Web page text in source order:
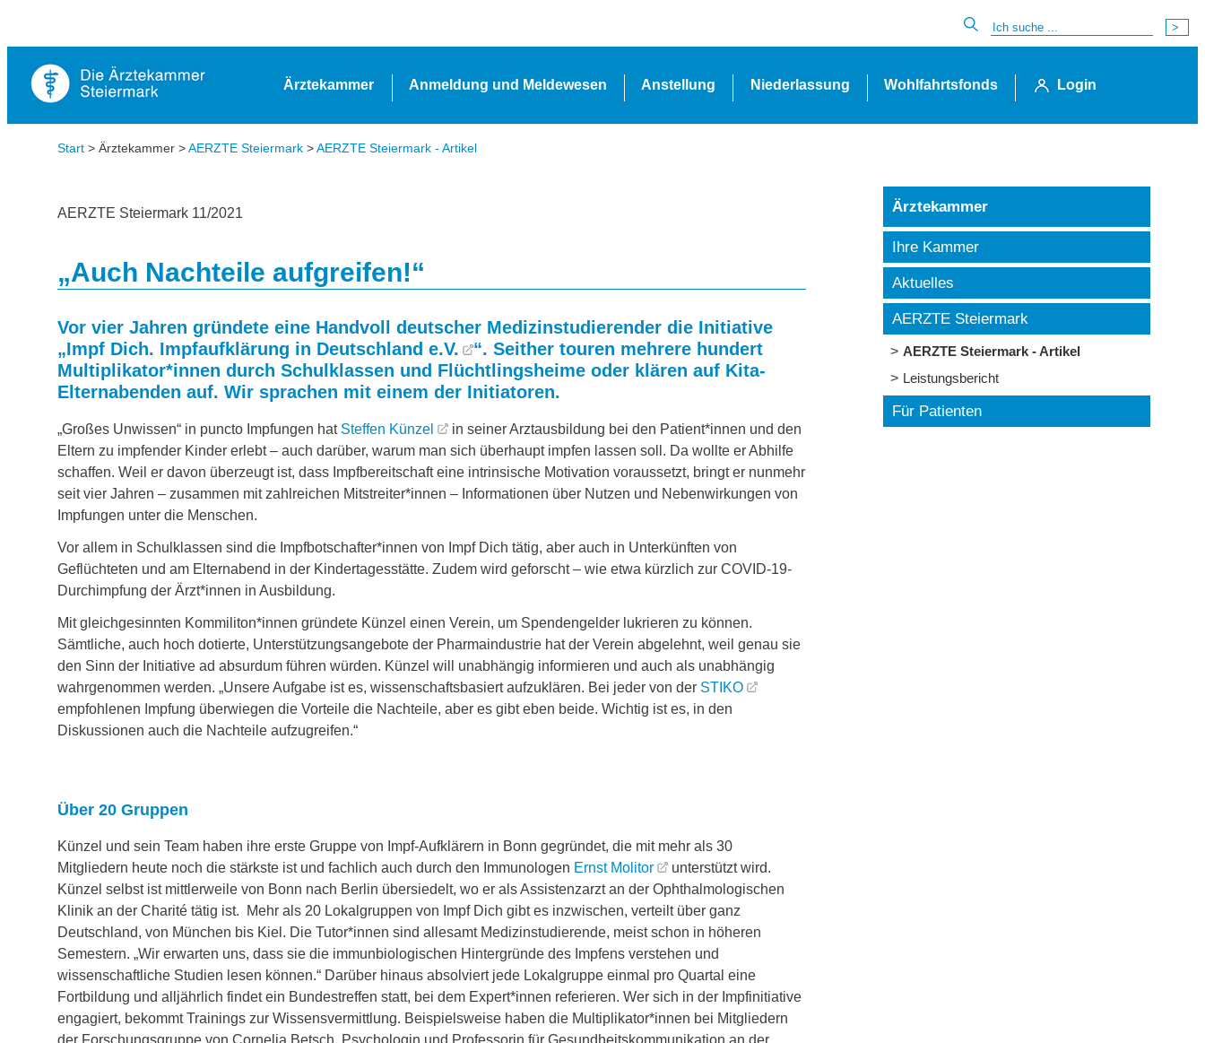
Ärztekammer Anmeldung und Meldewesen Anstellung Niederlassung Wohlfahrtsfonds Login
Start > Ärztekammer >AERZTE Steiermark >AERZTE Steiermark - Artikel
AERZTE Steiermark 11/2021
„Auch Nachteile aufgreifen!“
Vor vier Jahren gründete eine Handvoll deutscher Medizinstudierender die Initiative
„Impf Dich. Impfaufklärung in Deutschland e.V.
“. Seither touren mehrere hundert
Multiplikator*innen durch Schulklassen und Flüchtlingsheime oder klären auf Kita-
Elternabenden auf. Wir sprachen mit einem der Initiatoren.
„Großes Unwissen“ in puncto Impfungen hat Steffen Künzel
in seiner Arztausbildung bei den Patient*innen und den
Eltern zu impfender Kinder erlebt – auch darüber, warum man sich überhaupt impfen lassen soll. Da wollte er Abhilfe
schaffen. Weil er davon überzeugt ist, dass Impfbereitschaft eine intrinsische Motivation voraussetzt, bringt er nunmehr
seit vier Jahren – zusammen mit zahlreichen Mitstreiter*innen – Informationen über Nutzen und Nebenwirkungen von
Impfungen unter die Menschen.
Vor allem in Schulklassen sind die Impfbotschafter*innen von Impf Dich tätig, aber auch in Unterkünften von
Geflüchteten und am Elternabend in der Kindertagesstätte. Zudem wird geforscht – wie etwa kürzlich zur COVID-19-
Durchimpfung der Ärzt*innen in Ausbildung.
Mit gleichgesinnten Kommiliton*innen gründete Künzel einen Verein, um Spendengelder lukrieren zu können.
Sämtliche, auch hoch dotierte, Unterstützungsangebote der Pharmaindustrie hat der Verein abgelehnt, weil genau sie
den Sinn der Initiative ad absurdum führen würden. Künzel will unabhängig informieren und auch als unabhängig
wahrgenommen werden. „Unsere Aufgabe ist es, wissenschaftsbasiert aufzuklären. Bei jeder von der STIKO
empfohlenen Impfung überwiegen die Vorteile die Nachteile, aber es gibt eben beide. Wichtig ist es, in den
Diskussionen auch die Nachteile aufzugreifen.“
Über 20 Gruppen
Künzel und sein Team haben ihre erste Gruppe von Impf-Aufklärern in Bonn gegründet, die mit mehr als 30
Mitgliedern heute noch die stärkste ist und fachlich auch durch den Immunologen Ernst Molitor
unterstützt wird.
Künzel selbst ist mittlerweile von Bonn nach Berlin übersiedelt, wo er als Assistenzarzt an der Ophthalmologischen
Klinik an der Charité tätig ist. Mehr als 20 Lokalgruppen von Impf Dich gibt es inzwischen, verteilt über ganz
Deutschland, von München bis Kiel. Die Tutor*innen sind allesamt Medizinstudierende, meist schon in höheren
Semestern. „Wir erwarten uns, dass sie die immunbiologischen Hintergründe des Impfens verstehen und
wissenschaftliche Studien lesen können.“ Darüber hinaus absolviert jede Lokalgruppe einmal pro Quartal eine
Fortbildung und alljährlich findet ein Bundestreffen statt, bei dem Expert*innen referieren. Wer sich in der Impfinitiative
engagiert, bekommt Trainings zur Wissensvermittlung. Beispielsweise haben die Multiplikator*innen bei Mitgliedern
der Forschungsgruppe von Cornelia Betsch, Psychologin und Professorin für Gesundheitskommunikation an der
Ärztekammer
Ihre Kammer
Aktuelles
AERZTE Steiermark
AERZTE Steiermark - Artikel
Leistungsbericht
Für Patienten